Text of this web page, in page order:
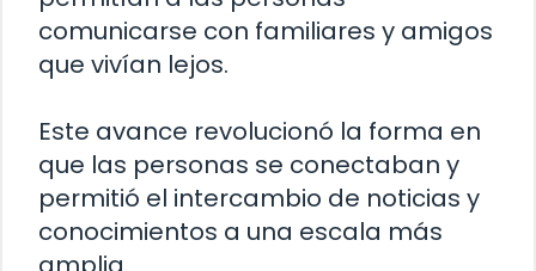
comunicarse con familiares y amigos
que vivían lejos.
Este avance revolucionó la forma en
que las personas se conectaban y
permitió el intercambio de noticias y
conocimientos a una escala más